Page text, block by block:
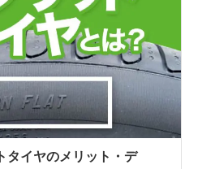
タイヤのメリット・デ